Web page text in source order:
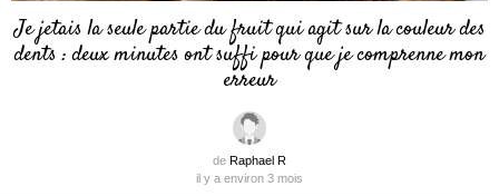
Je jetais la seule partie du fruit qui agit sur la couleur des
dents : deux minutes ont suffi pour que je comprenne mon
erreur
de Raphael R
il y a environ 3 mois